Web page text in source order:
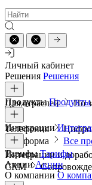
Личный кабинет
Решения Решения
Для отраслей По
ПродуктыПродукты
Телефония
платформа
Все
Интеграции
Интеграции и
CRM
ТарифыТарифы
АкцииАкции
О компании О